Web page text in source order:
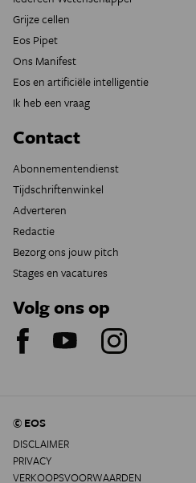
Grijze cellen
Eos Pipet
Ons Manifest
Eos en artificiële intelligentie
Ik heb een vraag
Contact
Abonnementendienst
Tijdschriftenwinkel
Adverteren
Redactie
Bezorg ons jouw pitch
Stages en vacatures
Volg ons op
© EOS
DISCLAIMER
PRIVACY
VERKOOPSVOORWAARDEN